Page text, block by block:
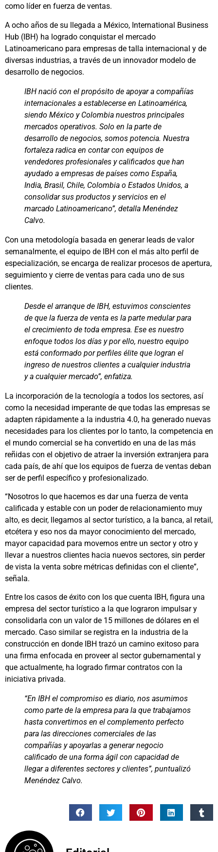
como líder en fuerza de ventas.
A ocho años de su llegada a México, International Business
Hub (IBH) ha logrado conquistar el mercado
Latinoamericano para empresas de talla internacional y de
diversas industrias, a través de un innovador modelo de
desarrollo de negocios.
IBH nació con el propósito de apoyar a compañías
internacionales a establecerse en Latinoamérica,
siendo México y Colombia nuestros principales
mercados operativos. Solo en la parte de
desarrollo de negocios, somos potencia. Nuestra
fortaleza radica en contar con equipos de
vendedores profesionales y calificados que han
ayudado a empresas de países como España,
India, Brasil, Chile, Colombia o Estados Unidos, a
consolidar sus productos y servicios en el
marcado Latinoamericano”, detalla Menéndez
Calvo.
Con una metodología basada en generar leads de valor
semanalmente, el equipo de IBH con el más alto perfil de
especialización, se encarga de realizar procesos de apertura,
seguimiento y cierre de ventas para cada uno de sus
clientes.
Desde el arranque de IBH, estuvimos conscientes
de que la fuerza de venta es la parte medular para
el crecimiento de toda empresa. Ese es nuestro
enfoque todos los días y por ello, nuestro equipo
está conformado por perfiles élite que logran el
ingreso de nuestros clientes a cualquier industria
y a cualquier mercado”, enfatiza.
La incorporación de la tecnología a todos los sectores, así
como la necesidad imperante de que todas las empresas se
adapten rápidamente a la industria 4.0, ha generado nuevas
necesidades para los clientes por lo tanto, la competencia en
el mundo comercial se ha convertido en una de las más
reñidas con el objetivo de atraer la inversión extranjera para
cada país, de ahí que los equipos de fuerza de ventas deban
ser de perfil específico y profesionalizado.
“Nosotros lo que hacemos es dar una fuerza de venta
calificada y estable con un poder de relacionamiento muy
alto, es decir, llegamos al sector turístico, a la banca, al retail,
etcétera y eso nos da mayor conocimiento del mercado,
mayor capacidad para movernos entre un sector y otro y
llevar a nuestros clientes hacia nuevos sectores, sin perder
de vista la venta sobre métricas definidas con el cliente”,
señala.
Entre los casos de éxito con los que cuenta IBH, figura una
empresa del sector turístico a la que lograron impulsar y
consolidarla con un valor de 15 millones de dólares en el
mercado. Caso similar se registra en la industria de la
construcción en donde IBH trazó un camino exitoso para
una firma enfocada en proveer al sector gubernamental y
que actualmente, ha logrado firmar contratos con la
iniciativa privada.
“En IBH el compromiso es diario, nos asumimos
como parte de la empresa para la que trabajamos
hasta convertirnos en el complemento perfecto
para las direcciones comerciales de las
compañías y apoyarlas a generar negocio
calificado de una forma ágil con capacidad de
llegar a diferentes sectores y clientes”, puntualizó
Menéndez Calvo.